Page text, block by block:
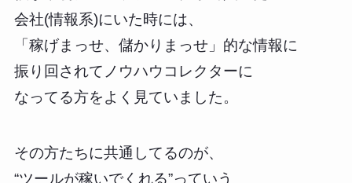
会社(情報系)にいた時には、
「稼げまっせ、儲かりまっせ」的な情報に
振り回されてノウハウコレクターに
なってる方をよく見ていました。
その方たちに共通してるのが、
“ツールが稼いでくれる”っていう